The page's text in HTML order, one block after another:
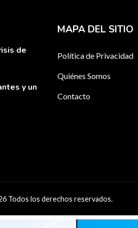
de
y un
MAPA DEL SITIO
Política de Privacidad
Quiénes Somos
Contacto
Todos los derechos reservados.